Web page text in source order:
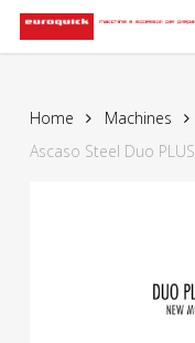
Skip
Home Machines
Ascaso Steel Duo PLUS